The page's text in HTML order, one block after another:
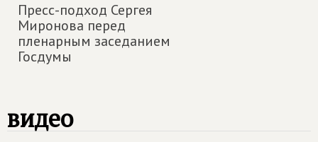
Пресс-подход Сергея
Миронова перед
пленарным заседанием
Госдумы
видео